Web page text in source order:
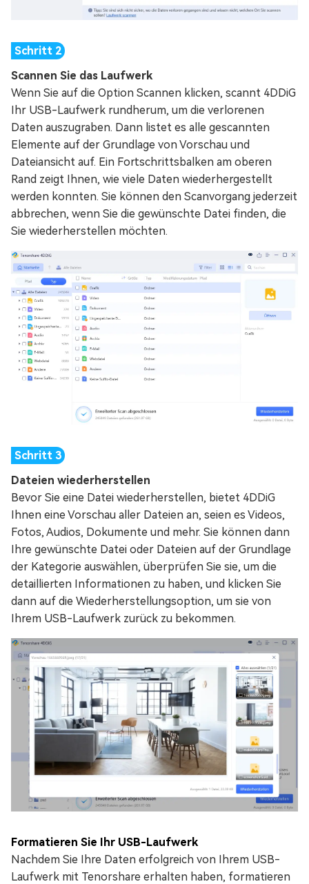
Scannen Sie das Laufwerk
Wenn Sie auf die Option Scannen klicken, scannt 4DDiG
Ihr USB-Laufwerk rundherum, um die verlorenen
Daten auszugraben. Dann listet es alle gescannten
Elemente auf der Grundlage von Vorschau und
Dateiansicht auf. Ein Fortschrittsbalken am oberen
Rand zeigt Ihnen, wie viele Daten wiederhergestellt
werden konnten. Sie können den Scanvorgang jederzeit
abbrechen, wenn Sie die gewünschte Datei finden, die
Sie wiederherstellen möchten.
Dateien wiederherstellen
Bevor Sie eine Datei wiederherstellen, bietet 4DDiG
Ihnen eine Vorschau aller Dateien an, seien es Videos,
Fotos, Audios, Dokumente und mehr. Sie können dann
Ihre gewünschte Datei oder Dateien auf der Grundlage
der Kategorie auswählen, überprüfen Sie sie, um die
detaillierten Informationen zu haben, und klicken Sie
dann auf die Wiederherstellungsoption, um sie von
Ihrem USB-Laufwerk zurück zu bekommen.
Formatieren Sie Ihr USB-Laufwerk
Nachdem Sie Ihre Daten erfolgreich von Ihrem USB-
Laufwerk mit Tenorshare erhalten haben, formatieren